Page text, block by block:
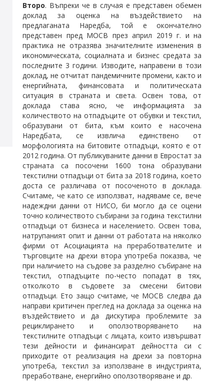
Второ. Въпреки че в случая е представен обемен
доклад за оценка на въздействието на
предлаганата Наредба, той е окончателно
представен пред МОСВ през април 2019 г. и на
практика не отразява значителните изменения в
икономическата, социалната и бизнес средата за
последните 3 години. Изводите, направени в този
доклад, не отчитат пандемичните промени, както и
енергийната, финансовата и политическата
ситуация в страната и света. Освен това, от
доклада става ясно, че информацията за
количеството на отпадъците от обувки и текстил,
образувани от бита, към които е насочена
Наредбата, се извлича единствено от
морфологията на битовите отпадъци, която е от
2012 година. От публикуваните данни в Евростат за
страната са посочени 1600 тона образувани
текстилни отпадъци от бита за 2018 година, което
доста се различава от посоченото в доклада.
Считаме, че като се използват, надяваме се, вече
надеждни данни от НИСО, би могло да се оцени
точно количеството събирани за година текстилни
отпадъци от бизнеса и населението. Освен това,
натрупаният опит и данни от работата на няколко
фирми от Асоциацията на преработвателите и
търговците на дрехи втора употреба показва, че
при наличието на съдове за разделно събиране на
текстил, отпадъците по-често попадат в тях,
отколкото в съдовете за смесени битови
отпадъци. Ето защо считаме, че МОСВ следва да
направи критичен преглед на доклада за оценка на
въздействието и да дискутира проблемите за
рециклирането и оползотворяването на
текстилните отпадъци с лицата, които извършват
тези дейности и финансират дейността си с
приходите от реализация на дрехи за повторна
употреба, текстил за използване в индустрията,
преработване, енергийно оползотворяване и др.